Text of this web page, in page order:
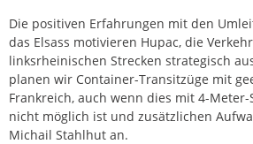
Die positiven Erfahrungen mit den
das Elsass motivieren Hupac, die
linksrheinischen Strecken strategisch
planen wir Container-Transitzüge mit
Frankreich, auch wenn dies mit 4-
nicht möglich ist und zusätzlichen
Michail Stahlhut an.